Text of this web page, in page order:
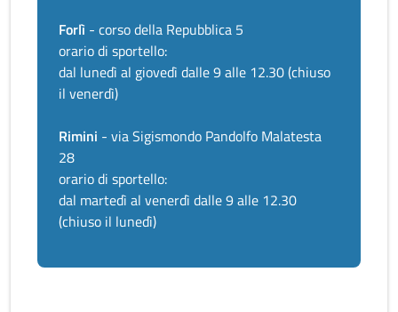
Forlì - corso della Repubblica 5
orario di sportello:
dal lunedì al giovedì dalle 9 alle 12.30 (chiuso
il venerdì)
Rimini - via Sigismondo Pandolfo Malatesta
28
orario di sportello:
dal martedì al venerdì dalle 9 alle 12.30
(chiuso il lunedì)